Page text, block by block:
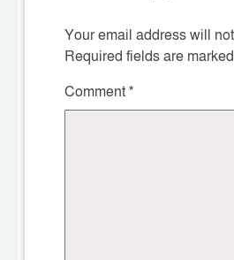
Your email address will
Required fields are marked
Comment*